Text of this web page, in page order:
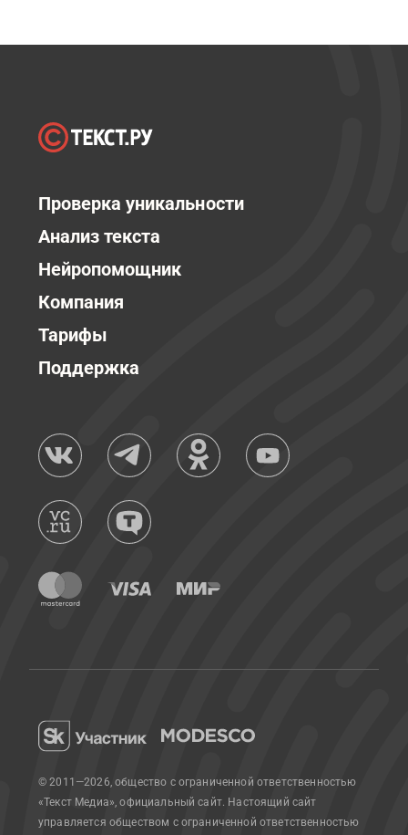
Проверка уникальности
Анализ текста
Нейропомощник
Компания
Тарифы
Поддержка
© 2011—2026, общество с ограниченной ответственностью
«Текст Медиа», официальный сайт. Настоящий сайт
управляется обществом с ограниченной ответственностью